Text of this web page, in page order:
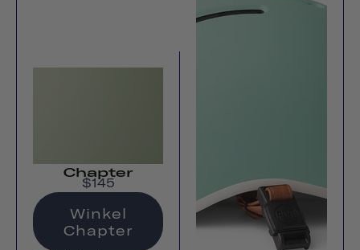
Chapter
$145
Winkel
Chapter